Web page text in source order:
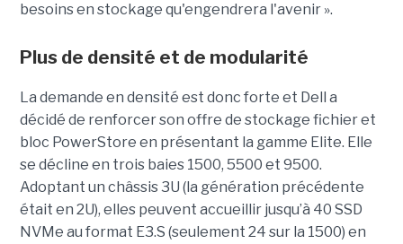
besoins en stockage qu'engendrera l'avenir ».
Plus de densité et de modularité
La demande en densité est donc forte et Dell a
décidé de renforcer son offre de stockage fichier et
bloc PowerStore en présentant la gamme Elite. Elle
se décline en trois baies 1500, 5500 et 9500.
Adoptant un châssis 3U (la génération précédente
était en 2U), elles peuvent accueillir jusqu’à 40 SSD
NVMe au format E3.S (seulement 24 sur la 1500) en